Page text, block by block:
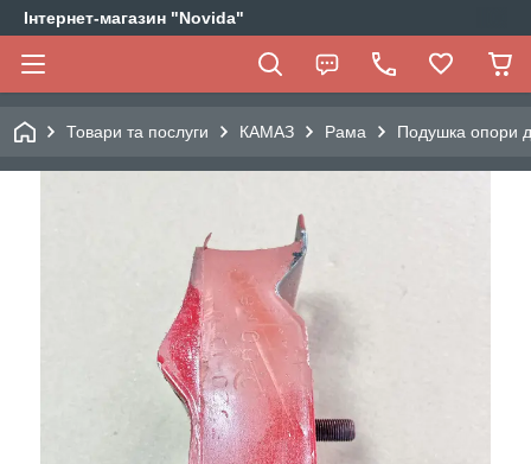
Інтернет-магазин "Novida"
Товари та послуги КАМАЗ Рама Подушка опори